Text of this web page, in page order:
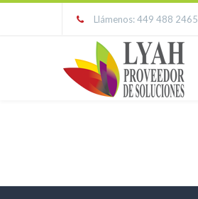
Llámenos: 449 488 2465